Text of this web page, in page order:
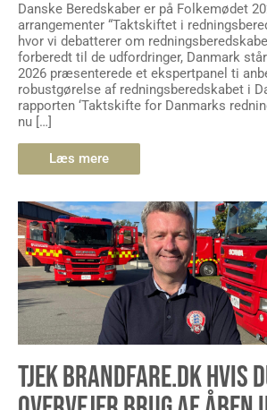
Danske Beredskaber er på Folkemødet
arrangementer “Taktskiftet i
hvor vi debatterer om
forberedt til de udfordringer, Danmark
2026 præsenterede et ekspertpanel ti
robustgørelse af redningsberedskabet i
rapporten ‘Taktskifte for Danmarks
nu […]
Læs mere
TJEK BRANDFARE.DK HVIS